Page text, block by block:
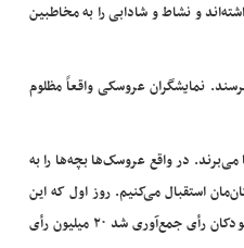
و نشاط و شادابی را به مخاطبین
نمایشگران عروسکی واقعاً مظلوم
در واقع عروسک‌ها بچه‌ها را به
استقبال می‌کنیم. روز اول که این
جشنواره شروع شد خیلی از بچه‌های عروسکی آمدند و خیلی از مخاطبان هم استقبال کردند. ۲۰ گروه آمدند واز خود کودکان رأی جمع‌آوری شد ۲۰ میلیون رأی